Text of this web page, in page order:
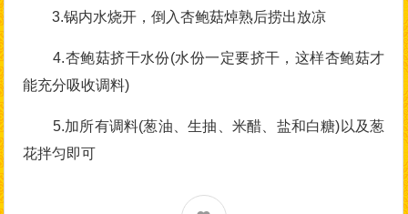
3.锅内水烧开，倒入杏鲍菇焯熟后捞出放凉
4.杏鲍菇挤干水份(水份一定要挤干，这样杏鲍菇才
能充分吸收调料)
5.加所有调料(葱油、生抽、米醋、盐和白糖)以及葱
花拌匀即可